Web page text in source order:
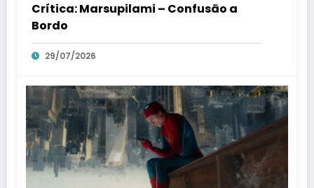
Crítica: Marsupilami – Confusão a
Bordo
29/07/2026